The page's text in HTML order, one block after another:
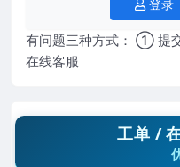
登录
有问题三种方式： ①
在线客服
工单 /